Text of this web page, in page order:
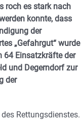
roch es stark nach
konnte, dass
der
„Gefahrgut“ wurde
64 Einsatzkräfte der
und Degerndorf zur
der
Rettungsdienstes.